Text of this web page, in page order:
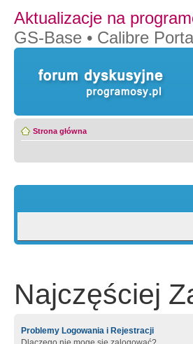
Aktualizacje na
GS-Base • Calibre
Strona główna
Najczęściej
Problemy Logowania i Rejestracji